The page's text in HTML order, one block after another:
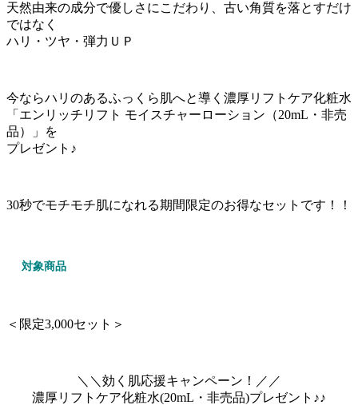
天然由来の成分で優しさにこだわり、古い角質を落とすだけ
ではなく
ハリ・ツヤ・弾力ＵＰ
今ならハリのあるふっくら肌へと導く濃厚リフトケア化粧水
「エンリッチリフト モイスチャーローション（20mL・非売
品）」を
プレゼント♪
30秒でモチモチ肌になれる期間限定のお得なセットです！！
対象商品
＜限定3,000セット＞
＼＼効く肌応援キャンペーン！／／
濃厚リフトケア化粧水(20mL・非売品)プレゼント♪♪